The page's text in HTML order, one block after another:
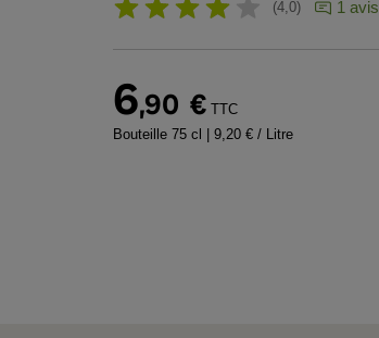
4,0 1 avis
6,90 € TTC
Bouteille 75 cl | 9,20 € / Litre